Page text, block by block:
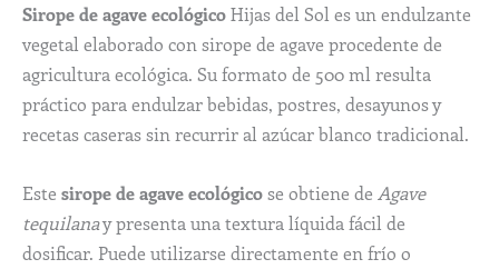
Sirope de agave ecológicoHijas del Sol es un endulzante
vegetal elaborado con sirope de agave procedente de
agricultura ecológica. Su formato de 500 ml resulta
práctico para endulzar bebidas, postres, desayunos y
recetas caseras sin recurrir al azúcar blanco tradicional.
Este sirope de agave ecológicose obtiene de Agave
tequilanay presenta una textura líquida fácil de
dosificar. Puede utilizarse directamente en frío o